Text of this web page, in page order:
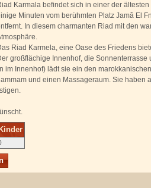
Karmala befindet sich in einer der
Minuten vom berühmten Platz Jamâ El
In diesem charmanten Riad mit den
Riad Karmela, eine Oase des Friedens
großflächige Innenhof, die
im Innenhof) lädt sie ein den
und einen Massageraum. Sie
Kinder